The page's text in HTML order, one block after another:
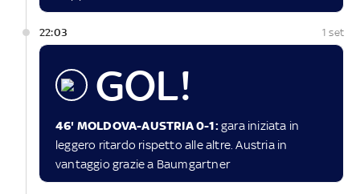
22:03 1 set
GOL!
46' MOLDOVA-AUSTRIA 0-1: gara iniziata in
leggero ritardo rispetto alle altre. Austria in
vantaggio grazie a Baumgartner